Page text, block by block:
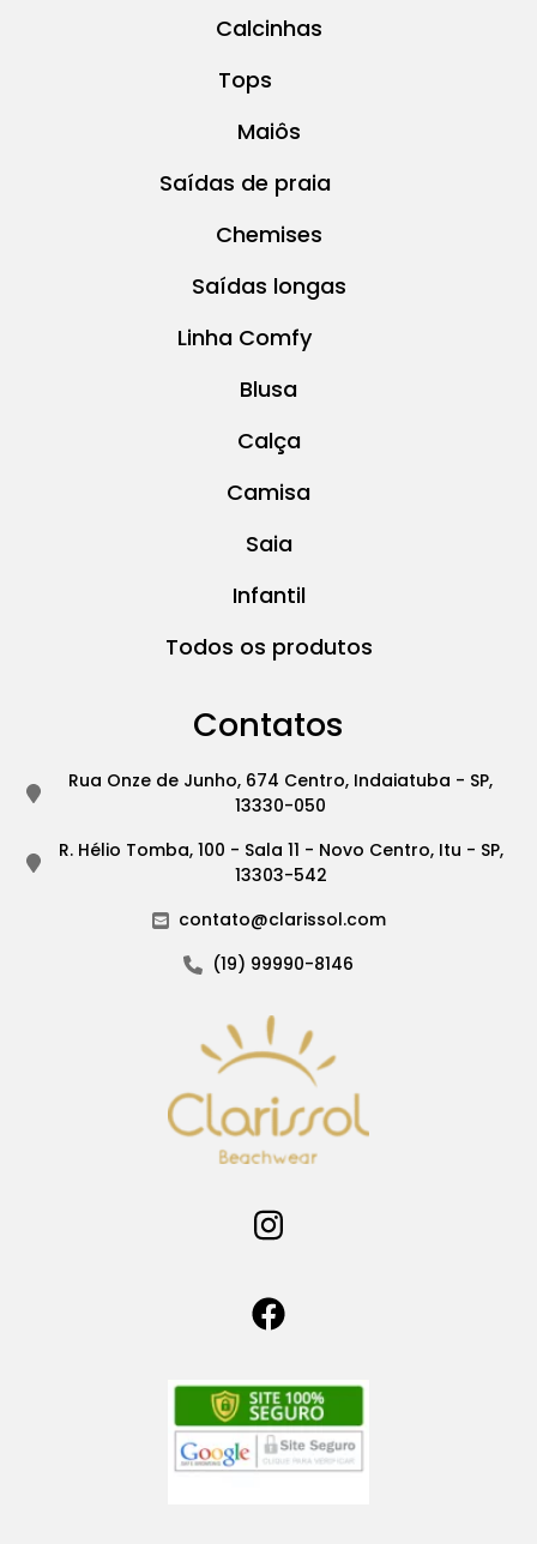
Calcinhas
Tops
Maiôs
Saídas de praia
Chemises
Saídas longas
Linha Comfy
Blusa
Calça
Camisa
Saia
Infantil
Todos os produtos
Contatos
Rua Onze de Junho, 674 Centro, Indaiatuba - SP,
13330-050
R. Hélio Tomba, 100 - Sala 11 - Novo Centro, Itu - SP,
13303-542
contato@clarissol.com
(19) 99990-8146